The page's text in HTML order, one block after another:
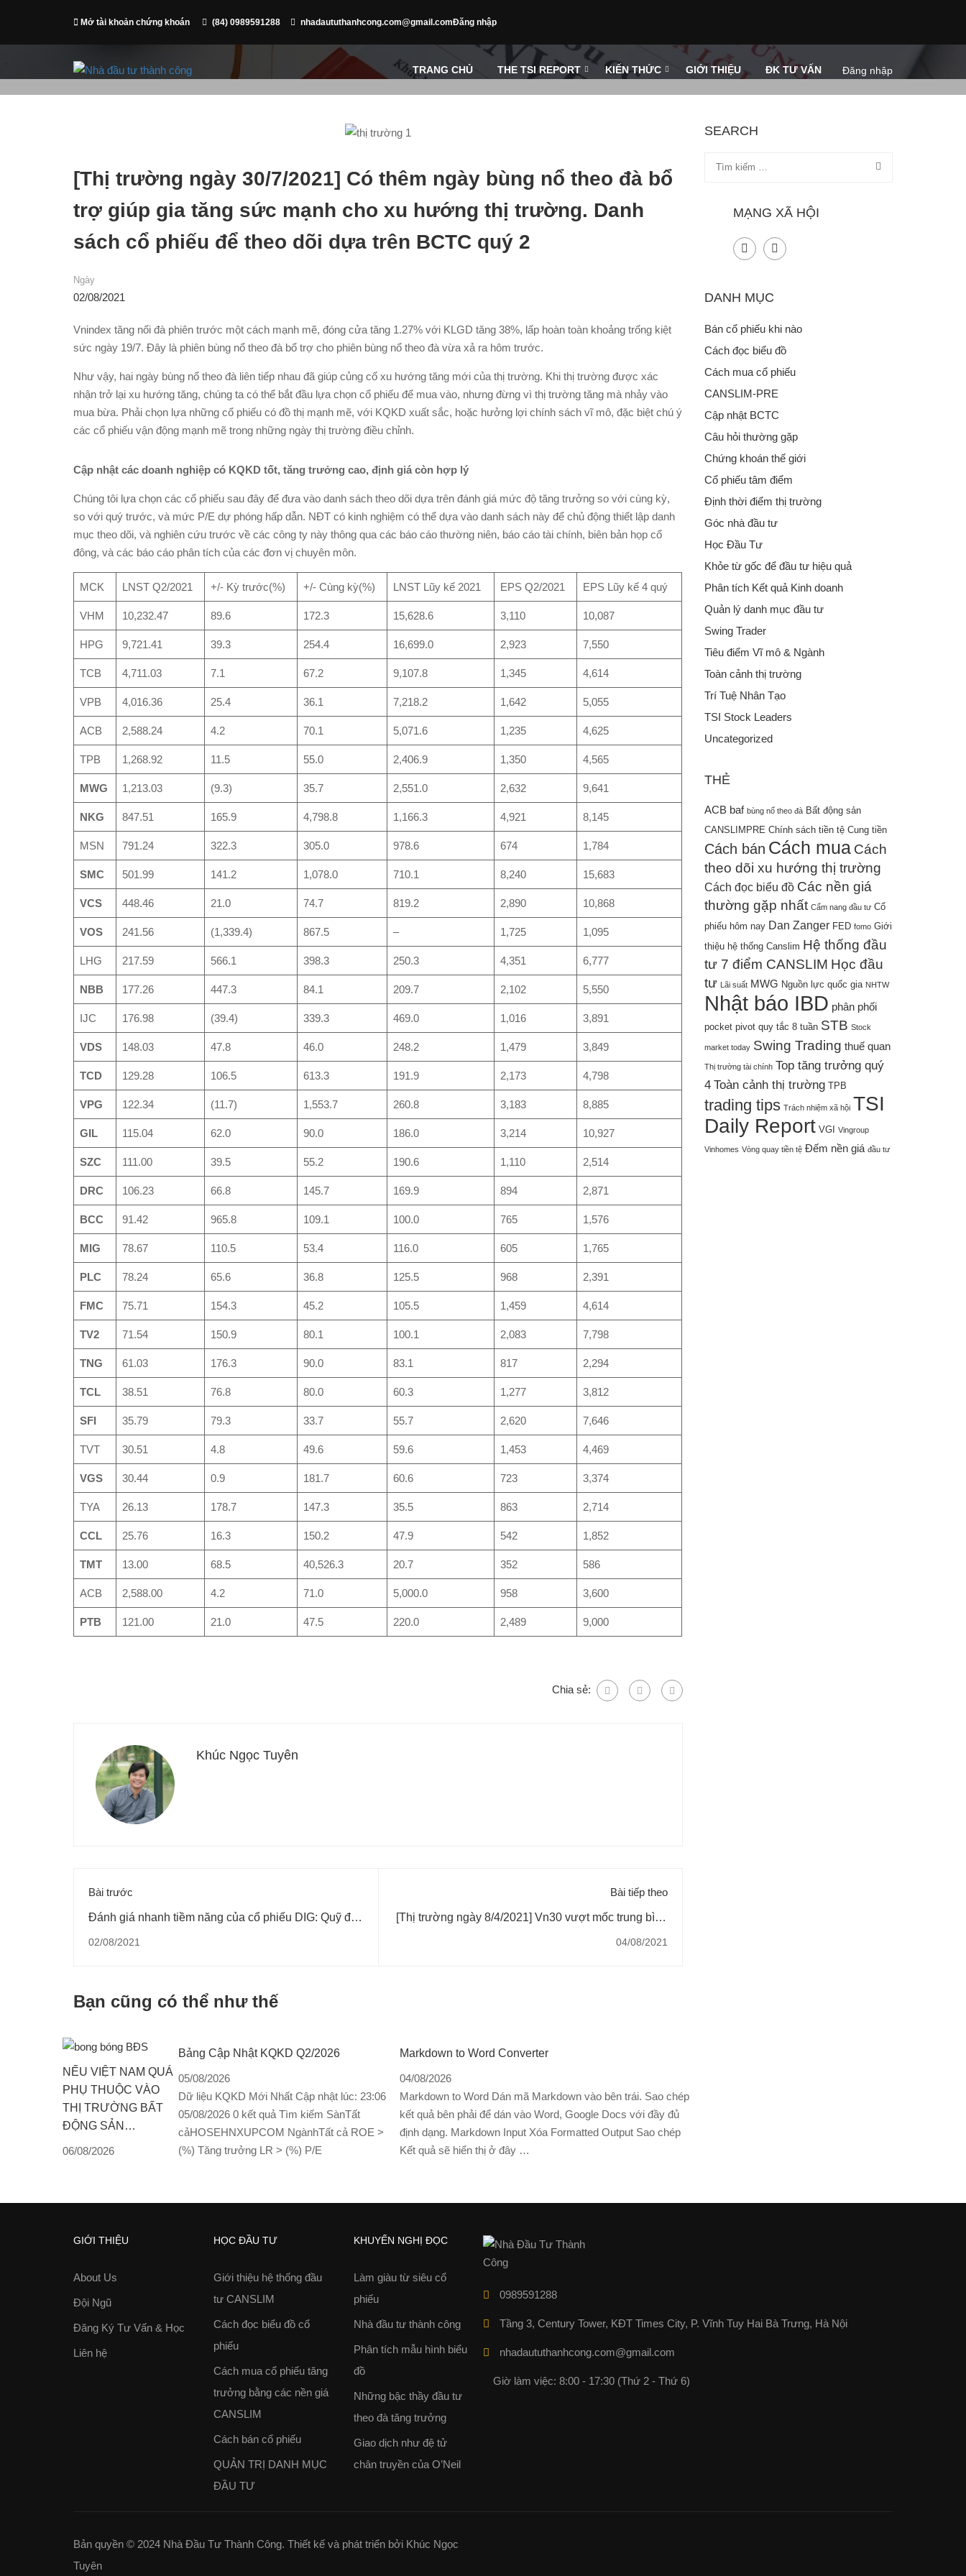
Mở tài khoản chứng khoán (84) 0989591288 nhadaututhanhcong.com@gmail.comĐăng nhập
TRANG CHỦ THE TSI REPORT KIẾN THỨC GIỚI THIỆU ĐK TƯ VẤN Đăng nhập
[Thị trường ngày 30/7/2021] Có thêm ngày bùng nổ theo đà bổ
trợ giúp gia tăng sức mạnh cho xu hướng thị trường. Danh
sách cổ phiếu để theo dõi dựa trên BCTC quý 2
Ngày
02/08/2021
Vnindex tăng nối đà phiên trước một cách mạnh mẽ, đóng cửa tăng 1.27% với KLGD tăng 38%, lấp hoàn toàn khoảng trống kiệt
sức ngày 19/7. Đây là phiên bùng nổ theo đà bổ trợ cho phiên bùng nổ theo đà vừa xả ra hôm trước.
Như vậy, hai ngày bùng nổ theo đà liên tiếp nhau đã giúp củng cố xu hướng tăng mới của thị trường. Khi thị trường được xác
nhận trở lại xu hướng tăng, chúng ta có thể bắt đầu lựa chọn cổ phiếu để mua vào, nhưng đừng vì thị trường tăng mà nhảy vào
mua bừa. Phải chọn lựa những cổ phiếu có đồ thị mạnh mẽ, với KQKD xuất sắc, hoặc hưởng lợi chính sách vĩ mô, đặc biệt chú ý
các cổ phiếu vận động mạnh mẽ trong những ngày thị trường điều chỉnh.
Cập nhật các doanh nghiệp có KQKD tốt, tăng trưởng cao, định giá còn hợp lý
Chúng tôi lựa chọn các cổ phiếu sau đây để đưa vào danh sách theo dõi dựa trên đánh giá mức độ tăng trưởng so với cùng kỳ,
so với quý trước, và mức P/E dự phóng hấp dẫn. NĐT có kinh nghiệm có thể dựa vào danh sách này để chủ động thiết lập danh
mục theo dõi, và nghiên cứu trước về các công ty này thông qua các báo cáo thường niên, báo cáo tài chính, biên bản họp cổ
đông, và các báo cáo phân tích của các đơn vị chuyên môn.
MCK LNST Q2/2021 +/- Kỳ trước(%) +/- Cùng kỳ(%) LNST Lũy kế 2021 EPS Q2/2021 EPS Lũy kế 4 quý
VHM 10,232.47 89.6 172.3 15,628.6 3,110 10,087
HPG 9,721.41 39.3 254.4 16,699.0 2,923 7,550
TCB 4,711.03 7.1 67.2 9,107.8 1,345 4,614
VPB 4,016.36 25.4 36.1 7,218.2 1,642 5,055
ACB 2,588.24 4.2 70.1 5,071.6 1,235 4,625
TPB 1,268.92 11.5 55.0 2,406.9 1,350 4,565
MWG 1,213.03 (9.3) 35.7 2,551.0 2,632 9,641
NKG 847.51 165.9 4,798.8 1,166.3 4,921 8,145
MSN 791.24 322.3 305.0 978.6 674 1,784
SMC 501.99 141.2 1,078.0 710.1 8,240 15,683
VCS 448.46 21.0 74.7 819.2 2,890 10,868
VOS 241.56 (1,339.4) 867.5 – 1,725 1,095
LHG 217.59 566.1 398.3 250.3 4,351 6,777
NBB 177.26 447.3 84.1 209.7 2,102 5,550
IJC 176.98 (39.4) 339.3 469.0 1,016 3,891
VDS 148.03 47.8 46.0 248.2 1,479 3,849
TCD 129.28 106.5 613.3 191.9 2,173 4,798
VPG 122.34 (11.7) 1,553.7 260.8 3,183 8,885
GIL 115.04 62.0 90.0 186.0 3,214 10,927
SZC 111.00 39.5 55.2 190.6 1,110 2,514
DRC 106.23 66.8 145.7 169.9 894 2,871
BCC 91.42 965.8 109.1 100.0 765 1,576
MIG 78.67 110.5 53.4 116.0 605 1,765
PLC 78.24 65.6 36.8 125.5 968 2,391
FMC 75.71 154.3 45.2 105.5 1,459 4,614
TV2 71.54 150.9 80.1 100.1 2,083 7,798
TNG 61.03 176.3 90.0 83.1 817 2,294
TCL 38.51 76.8 80.0 60.3 1,277 3,812
SFI 35.79 79.3 33.7 55.7 2,620 7,646
TVT 30.51 4.8 49.6 59.6 1,453 4,469
VGS 30.44 0.9 181.7 60.6 723 3,374
TYA 26.13 178.7 147.3 35.5 863 2,714
CCL 25.76 16.3 150.2 47.9 542 1,852
TMT 13.00 68.5 40,526.3 20.7 352 586
ACB 2,588.00 4.2 71.0 5,000.0 958 3,600
PTB 121.00 21.0 47.5 220.0 2,489 9,000
Chia sẻ:
Khúc Ngọc Tuyên
Bài trước
Đánh giá nhanh tiềm năng của cổ phiếu DIG: Quỹ đất
02/08/2021
Bài tiếp theo
[Thị trường ngày 8/4/2021] Vn30 vượt mốc trung bình
04/08/2021
Bạn cũng có thể như thế
NẾU VIỆT NAM QUÁ
PHỤ THUỘC VÀO
THỊ TRƯỜNG BẤT
ĐỘNG SẢN…
06/08/2026
Bảng Cập Nhật KQKD Q2/2026
05/08/2026
Dữ liệu KQKD Mới Nhất Cập nhật lúc: 23:06
05/08/2026 0 kết quả Tìm kiếm SànTất
cảHOSEHNXUPCOM NgànhTất cả ROE >
(%) Tăng trưởng LR > (%) P/E
Markdown to Word Converter
04/08/2026
Markdown to Word Dán mã Markdown vào bên trái. Sao chép
kết quả bên phải để dán vào Word, Google Docs với đầy đủ
định dạng. Markdown Input Xóa Formatted Output Sao chép
Kết quả sẽ hiển thị ở đây …
SEARCH
MẠNG XÃ HỘI
DANH MỤC
Bán cổ phiếu khi nào
Cách đọc biểu đồ
Cách mua cổ phiếu
CANSLIM-PRE
Cập nhật BCTC
Câu hỏi thường gặp
Chứng khoán thế giới
Cổ phiếu tâm điểm
Định thời điểm thị trường
Góc nhà đầu tư
Học Đầu Tư
Khỏe từ gốc để đầu tư hiệu quả
Phân tích Kết quả Kinh doanh
Quản lý danh mục đầu tư
Swing Trader
Tiêu điểm Vĩ mô & Ngành
Toàn cảnh thị trường
Trí Tuệ Nhân Tạo
TSI Stock Leaders
Uncategorized
THẺ
ACB baf bùng nổ theo đà Bất động sản
CANSLIMPRE Chính sách tiền tệ Cung tiền
Cách bán Cách mua Cách
theo dõi xu hướng thị trường
Cách đọc biểu đồ Các nền giá
thường gặp nhất Cẩm nang đầu tư Cổ
phiếu hôm nay Dan Zanger FED fomo Giới
thiệu hệ thống Canslim Hệ thống đầu
tư 7 điểm CANSLIM Học đầu
tư Lãi suất MWG Nguồn lực quốc gia NHTW
Nhật báo IBD phân phối
pocket pivot quy tắc 8 tuần STB Stock
market today Swing Trading thuế quan
Thị trường tài chính Top tăng trưởng quý
4 Toàn cảnh thị trường TPB
trading tips Trách nhiệm xã hội TSI
Daily Report VGI Vingroup
Vinhomes Vòng quay tiền tệ Đếm nền giá đầu tư
GIỚI THIỆU
About Us
Đội Ngũ
Đăng Ký Tư Vấn & Học
Liên hệ
HỌC ĐẦU TƯ
Giới thiệu hệ thống đầu
tư CANSLIM
Cách đọc biểu đồ cổ
phiếu
Cách mua cổ phiếu tăng
trưởng bằng các nền giá
CANSLIM
Cách bán cổ phiếu
QUẢN TRỊ DANH MỤC
ĐẦU TƯ
KHUYẾN NGHỊ ĐỌC
Làm giàu từ siêu cổ
phiếu
Nhà đầu tư thành công
Phân tích mẫu hình biểu
đồ
Những bậc thầy đầu tư
theo đà tăng trưởng
Giao dịch như đệ tử
chân truyền của O’Neil
0989591288
Tầng 3, Century Tower, KĐT Times City, P. Vĩnh Tuy Hai Bà Trưng, Hà Nội
nhadaututhanhcong.com@gmail.com
Giờ làm việc: 8:00 - 17:30 (Thứ 2 - Thứ 6)
Bản quyền © 2024 Nhà Đầu Tư Thành Công. Thiết kế và phát triển bởi Khúc Ngọc
Tuyên